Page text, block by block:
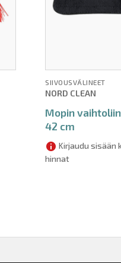
SIIVOUSVÄLINEET
NORD CLEAN
Mopin
42 cm
Kirjaudu sisään
hinnat